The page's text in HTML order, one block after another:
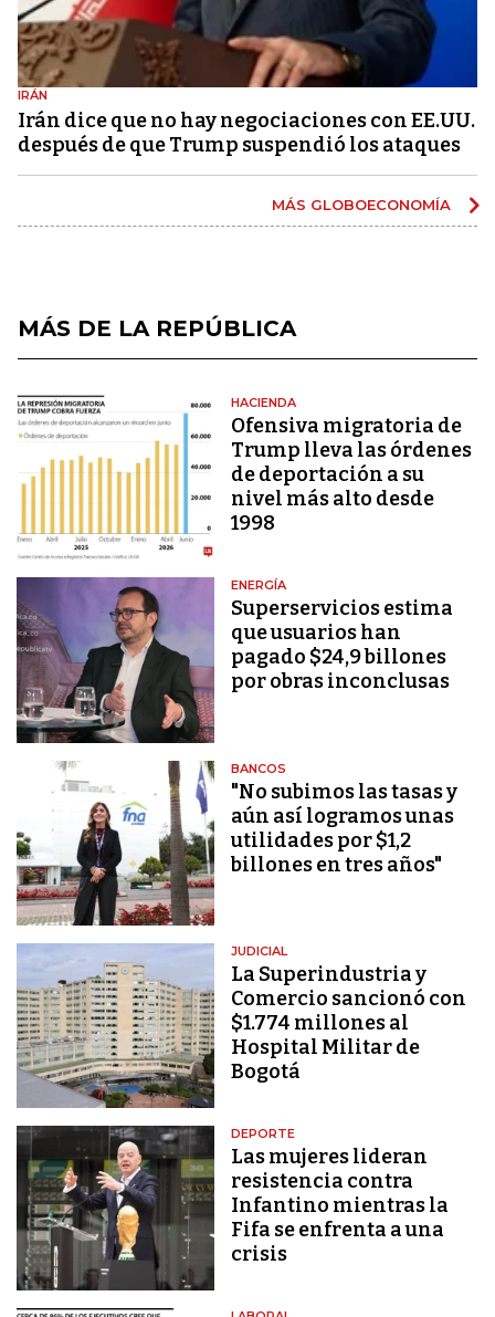
IRÁN
Irán dice que no hay negociaciones con EE.UU.
después de que Trump suspendió los ataques
MÁS GLOBOECONOMÍA
MÁS DE LA REPÚBLICA
HACIENDA
Ofensiva migratoria de
Trump lleva las órdenes
de deportación a su
nivel más alto desde
1998
ENERGÍA
Superservicios estima
que usuarios han
pagado $24,9 billones
por obras inconclusas
BANCOS
"No subimos las tasas y
aún así logramos unas
utilidades por $1,2
billones en tres años"
JUDICIAL
La Superindustria y
Comercio sancionó con
$1.774 millones al
Hospital Militar de
Bogotá
DEPORTE
Las mujeres lideran
resistencia contra
Infantino mientras la
Fifa se enfrenta a una
crisis